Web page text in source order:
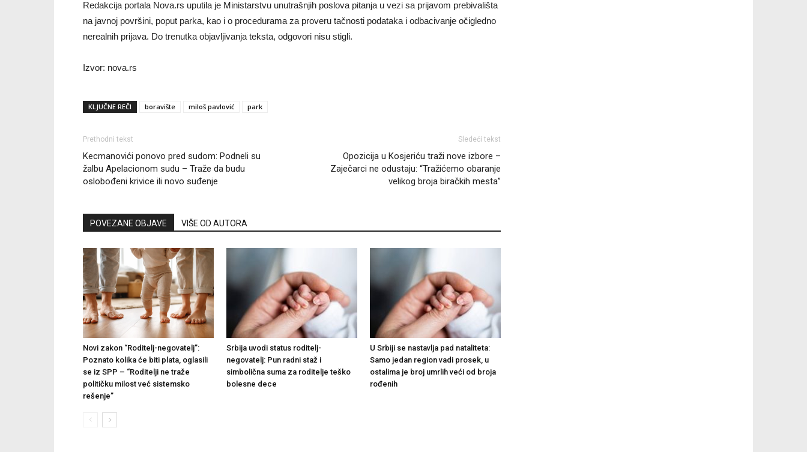
Redakcija portala Nova.rs uputila je Ministarstvu unutrašnjih poslova pitanja u vezi sa prijavom prebivališta
na javnoj površini, poput parka, kao i o procedurama za proveru tačnosti podataka i odbacivanje očigledno
nerealnih prijava. Do trenutka objavljivanja teksta, odgovori nisu stigli.
Izvor: nova.rs
KLJUČNE REČI boravište miloš pavlović park
Prethodni tekst
Kecmanovići ponovo pred sudom: Podneli su
žalbu Apelacionom sudu – Traže da budu
oslobođeni krivice ili novo suđenje
Sledeći tekst
Opozicija u Kosjeriću traži nove izbore –
Zaječarci ne odustaju: “Tražićemo obaranje
velikog broja biračkih mesta”
POVEZANE OBJAVE VIŠE OD AUTORA
Novi zakon “Roditelj-negovatelj”:
Poznato kolika će biti plata, oglasili
se iz SPP – “Roditelji ne traže
političku milost već sistemsko
rešenje”
Srbija uvodi status roditelj-
negovatelj: Pun radni staž i
simbolična suma za roditelje teško
bolesne dece
U Srbiji se nastavlja pad nataliteta:
Samo jedan region vadi prosek, u
ostalima je broj umrlih veći od broja
rođenih